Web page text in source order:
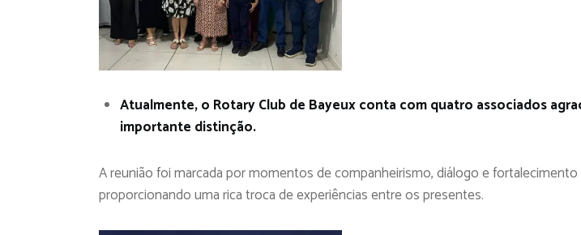
Atualmente, o Rotary Club de Bayeux conta com quatro associados
importante distinção.
A reunião foi marcada por momentos de companheirismo, diálogo e
proporcionando uma rica troca de experiências entre os presentes.